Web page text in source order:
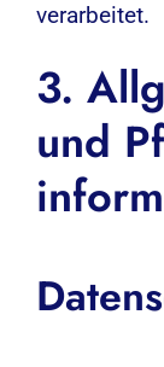
verarbeitet.
3.
und